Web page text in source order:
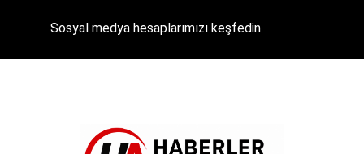
Sosyal medya hesaplarımızı keşfedin